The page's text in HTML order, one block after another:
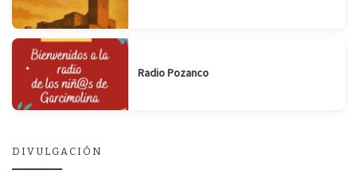
Radio Pozanco
DIVULGACIÓN